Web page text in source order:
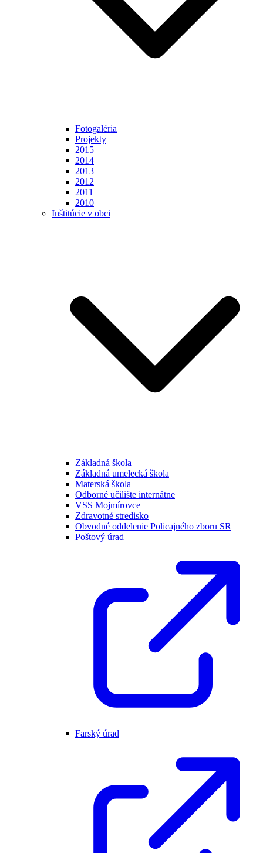
Fotogaléria
Projekty
2015
2014
2013
2012
2011
2010
Inštitúcie v obci
Základná škola
Základná umelecká škola
Materská škola
Odborné učilište internátne
VSS Mojmírovce
Zdravotné stredisko
Obvodné oddelenie Policajného zboru SR
Poštový úrad
Farský úrad